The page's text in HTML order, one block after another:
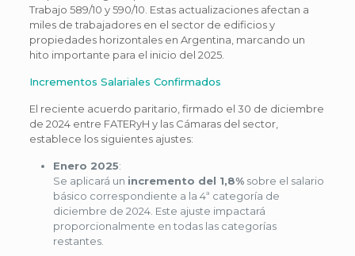
Trabajo 589/10 y 590/10. Estas actualizaciones afectan a
miles de trabajadores en el sector de edificios y
propiedades horizontales en Argentina, marcando un
hito importante para el inicio del 2025.
Incrementos Salariales Confirmados
El reciente acuerdo paritario, firmado el 30 de diciembre
de 2024 entre FATERyH y las Cámaras del sector,
establece los siguientes ajustes:
Enero 2025:
Se aplicará un incremento del 1,8%sobre el salario
básico correspondiente a la 4ª categoría de
diciembre de 2024. Este ajuste impactará
proporcionalmente en todas las categorías
restantes.